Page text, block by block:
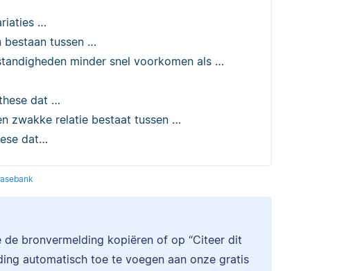
…
bestaan tussen …
minder snel voorkomen als …
dat …
zwakke relatie bestaat tussen …
dat…
bronvermelding kopiëren of op “Citeer dit
automatisch toe te voegen aan onze gratis